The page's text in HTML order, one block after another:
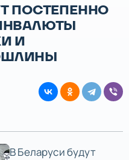
ПОСТЕПЕННО
И
В Беларуси будут